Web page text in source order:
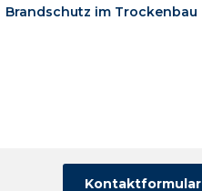
Brandschutz im Trockenbau
Kontaktformular